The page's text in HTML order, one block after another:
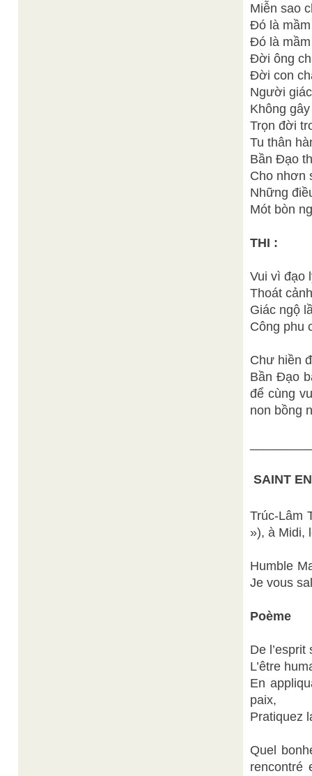
Miễn sao
Đó là
Đó là
Đời ông
Đời con
Người
Không
Trọn đời
Tu thân
Bần Đạo
Cho nhơn
Những
Mót bòn
THI :
Vui vì đạo
Thoát
Giác ngộ
Công phu
Chư hiền
Bần Đạo
để cùng
non bồng
SAINT
Trúc-Lâm
»), à Midi,
Humble
Je vous
Poème
De
L’être
En
paix,
Pratiquez
Quel
rencontré